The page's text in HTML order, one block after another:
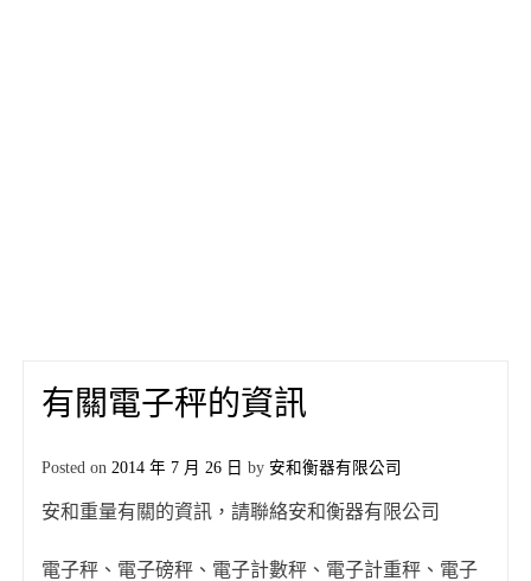
有關電子秤的資訊
Posted on 2014 年 7 月 26 日 by 安和衡器有限公司
安和重量有關的資訊，請聯絡安和衡器有限公司
電子秤、電子磅秤、電子計數秤、電子計重秤、電子